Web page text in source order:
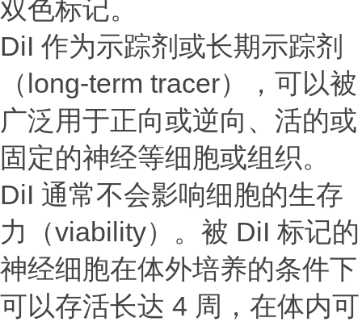
双色标记。
DiI 作为示踪剂或长期示踪剂
（long-term tracer），可以被
广泛用于正向或逆向、活的或
固定的神经等细胞或组织。
DiI 通常不会影响细胞的生存
力（viability）。被 DiI 标记的
神经细胞在体外培养的条件下
可以存活长达 4 周，在体内可